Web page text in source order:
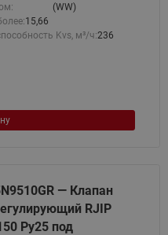
(WW)
15,66
Kvs, м³/ч:236
— Клапан
RJIP
Ру25 под